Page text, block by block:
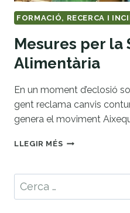
FORMACIÓ, RECERCA I
Mesures per la
Alimentària
En un moment d’eclosió
gent reclama canvis
genera el moviment
LLEGIR MÉSMESURES
SOBIRANIA
Cerca: